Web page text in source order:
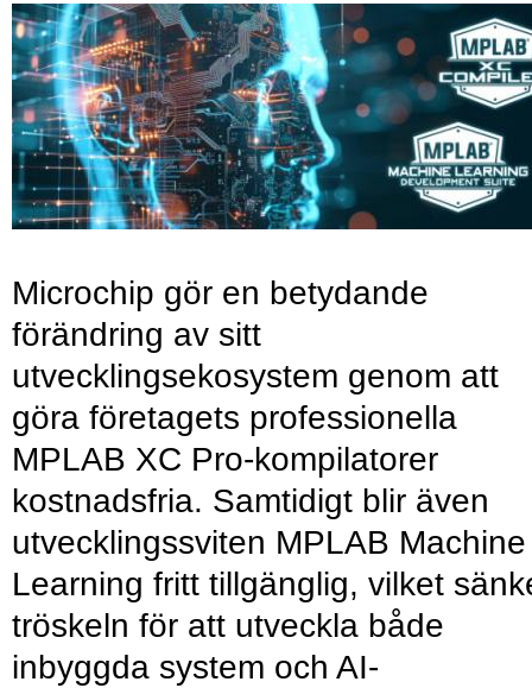
Microchip gör en betydande
förändring av sitt
utvecklingsekosystem genom att
göra företagets professionella
MPLAB XC Pro-kompilatorer
kostnadsfria. Samtidigt blir även
utvecklingssviten MPLAB Machine
Learning fritt tillgänglig, vilket
tröskeln för att utveckla både
inbyggda system och AI-